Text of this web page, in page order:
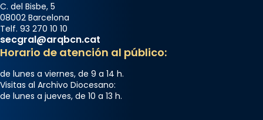
C. del Bisbe, 5
08002 Barcelona
Telf. 93 270 10 10
secgral@arqbcn.cat
Horario de atención al público:
de lunes a viernes, de 9 a 14 h.
Visitas al Archivo Diocesano:
de lunes a jueves, de 10 a 13 h.